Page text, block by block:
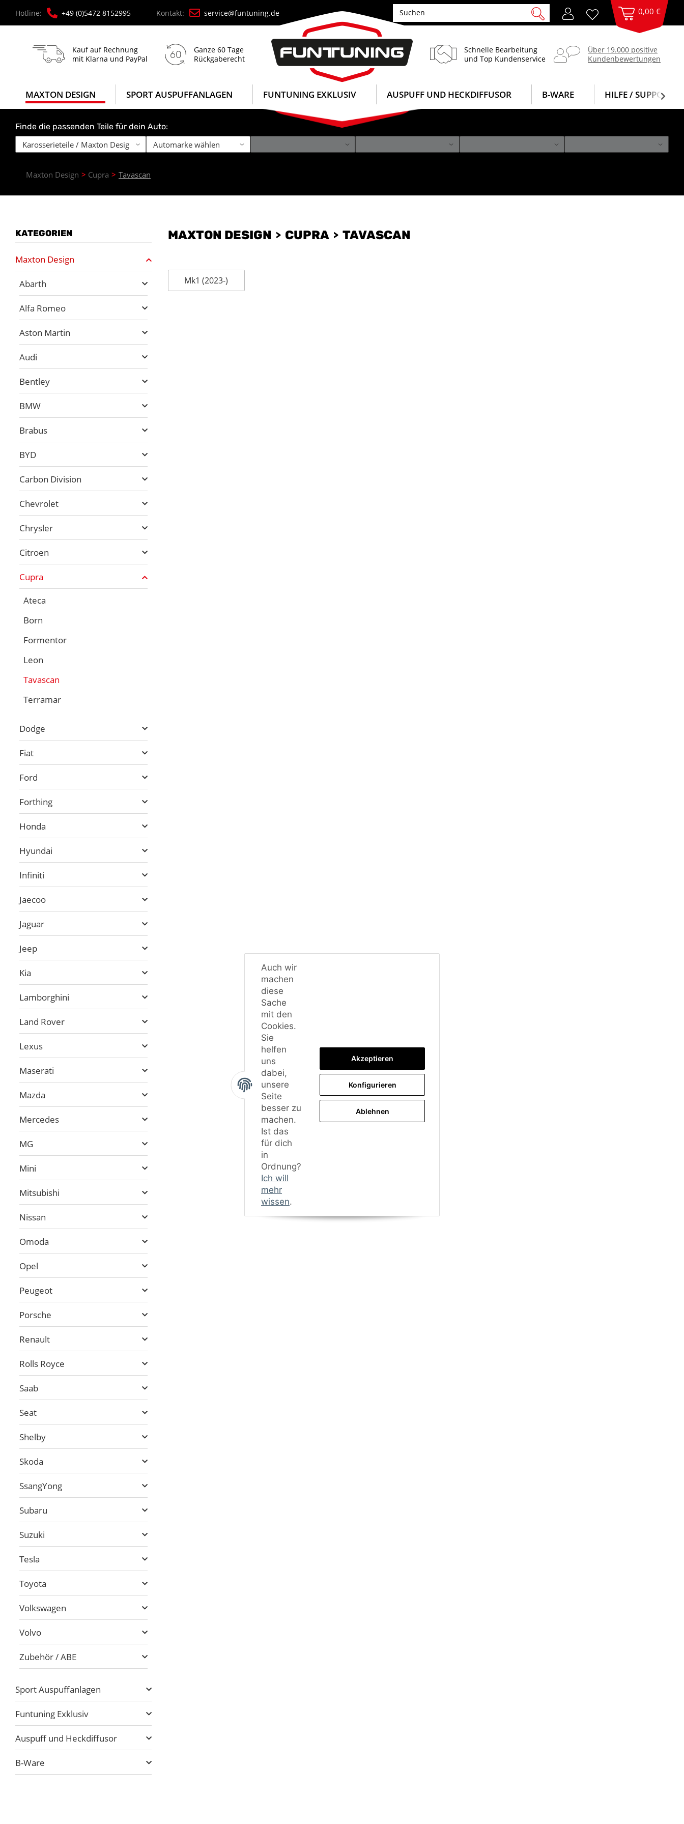
Hotline: +49 (0)5472 8152995 Kontakt: service@funtuning.de 0,00 €
Kauf auf Rechnung
mit Klarna und PayPal
Ganze 60 Tage
Rückgaberecht
Schnelle Bearbeitung
und Top Kundenservice
Über 19.000 positive
Kundenbewertungen
MAXTON DESIGN SPORT AUSPUFFANLAGEN FUNTUNING EXKLUSIV AUSPUFF UND HECKDIFFUSOR B-WARE HILFE / SUPPORT
Finde die passenden Teile für dein Auto:
Maxton Design Cupra Tavascan
MAXTON DESIGN CUPRA TAVASCAN
Mk1 (2023-)
KATEGORIEN
Maxton Design
Abarth
Alfa Romeo
Aston Martin
Audi
Bentley
BMW
Brabus
BYD
Carbon Division
Chevrolet
Chrysler
Citroen
Cupra
Ateca
Born
Formentor
Leon
Tavascan
Terramar
Dodge
Fiat
Ford
Forthing
Honda
Hyundai
Infiniti
Jaecoo
Jaguar
Jeep
Kia
Lamborghini
Land Rover
Lexus
Maserati
Mazda
Mercedes
MG
Mini
Mitsubishi
Nissan
Omoda
Opel
Peugeot
Porsche
Renault
Rolls Royce
Saab
Seat
Shelby
Skoda
SsangYong
Subaru
Suzuki
Tesla
Toyota
Volkswagen
Volvo
Zubehör / ABE
Sport Auspuffanlagen
Funtuning Exklusiv
Auspuff und Heckdiffusor
B-Ware
Auch wir
machen
diese
Sache
mit den
Cookies.
Sie
helfen
uns
dabei,
unsere
Seite
besser zu
machen.
Ist das
für dich
in
Ordnung?
Ich will
mehr
wissen.
Akzeptieren
Konfigurieren
Ablehnen